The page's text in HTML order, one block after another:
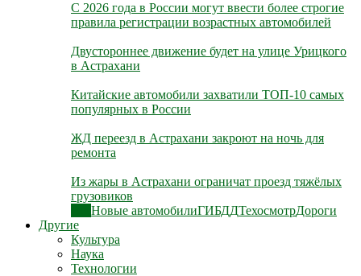
С 2026 года в России могут ввести более строгие
правила регистрации возрастных автомобилей
Двустороннее движение будет на улице Урицкого
в Астрахани
Китайские автомобили захватили ТОП-10 самых
популярных в России
ЖД переезд в Астрахани закроют на ночь для
ремонта
Из жары в Астрахани ограничат проезд тяжёлых
грузовиков
Новые автомобилиГИБДДТехосмотрДороги
Другие
Культура
Наука
Технологии